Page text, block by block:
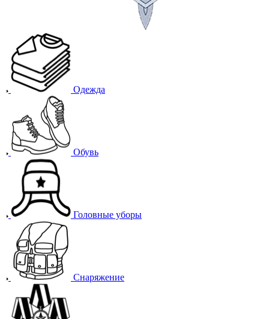
Одежда
Обувь
Головные уборы
Снаряжение